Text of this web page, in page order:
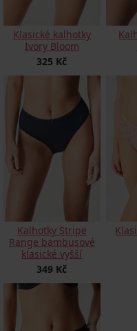
Klasické kalhotky
Ivory Bloom
325 Kč
Kalhotky Stripe
Range bambusové
klasické vyšší
349 Kč